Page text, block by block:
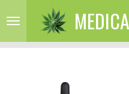
direct
de